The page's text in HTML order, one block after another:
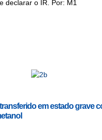
declarar o IR. Por: M1
em estado grave